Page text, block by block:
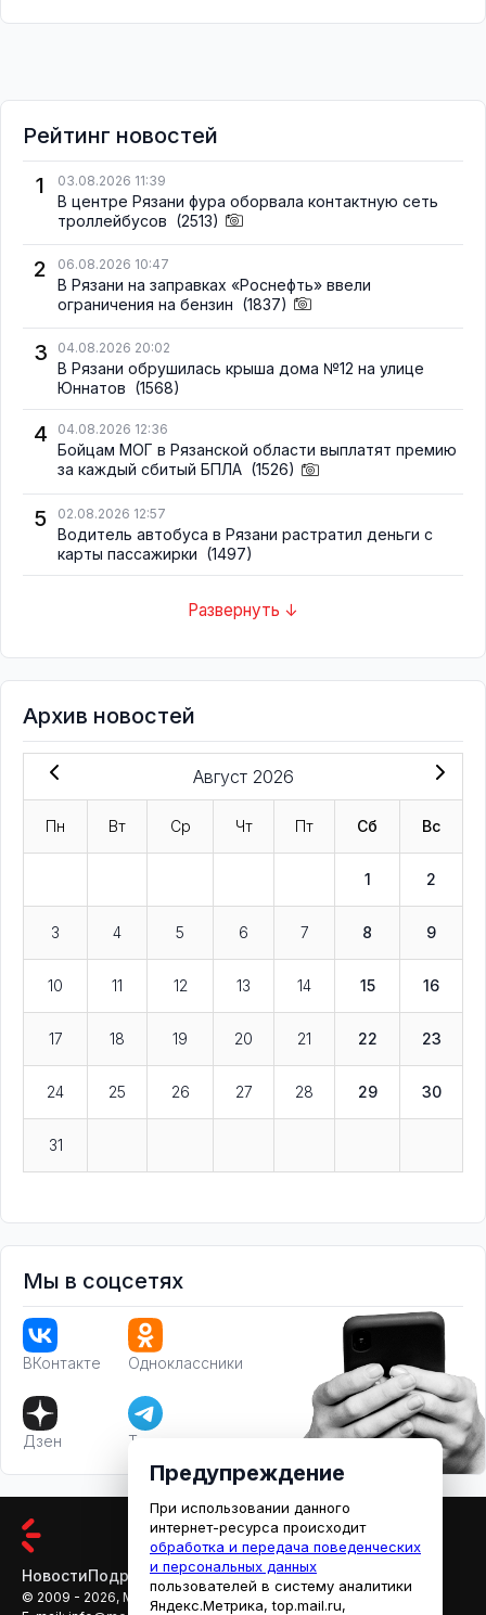
Рейтинг новостей
1
03.08.2026 11:39
В центре Рязани фура оборвала контактную сеть
троллейбусов (2513)
2 06.08.2026 10:47
В Рязани на заправках «Роснефть» ввели
ограничения на бензин (1837)
3 04.08.2026 20:02
В Рязани обрушилась крыша дома №12 на улице
Юннатов (1568)
4 04.08.2026 12:36
Бойцам МОГ в Рязанской области выплатят премию
за каждый сбитый БПЛА (1526)
5 02.08.2026 12:57
Водитель автобуса в Рязани растратил деньги с
карты пассажирки (1497)
Развернуть ↓
Архив новостей
Август 2026
Пн Вт Ср Чт Пт Сб Вс
1 2
3 4 5 6 7 8 9
10 11 12 13 14 15 16
17 18 19 20 21 22 23
24 25 26 27 28 29 30
31
Мы в соцсетях
ВКонтакте Одноклассники
Дзен Телеграм
НовостиПодробностиАфишаКино
© 2009 - 2026, МЕДИАРЯЗАНЬ
Предупреждение
При использовании данного
интернет-ресурса происходит
обработка и передача поведенческих
и персональных данных
пользователей в систему аналитики
Яндекс.Метрика, top.mail.ru,